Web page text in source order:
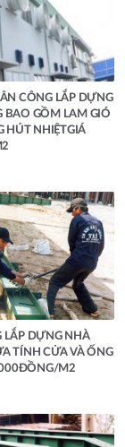
CÔNG LẮP DỰNG
BAO GỒM LAM GIÓ
HÚT NHIỆTGIÁ
LẮP DỰNG NHÀ
TÍNH CỬA VÀ ỐNG
M2